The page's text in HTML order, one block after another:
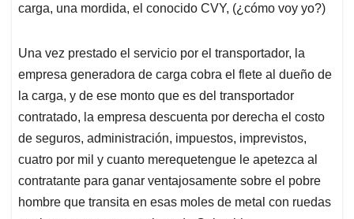
carga, una mordida, el conocido CVY, (¿cómo voy yo?)
Una vez prestado el servicio por el transportador, la
empresa generadora de carga cobra el flete al dueño de
la carga, y de ese monto que es del transportador
contratado, la empresa descuenta por derecha el costo
de seguros, administración, impuestos, imprevistos,
cuatro por mil y cuanto merequetengue le apetezca al
contratante para ganar ventajosamente sobre el pobre
hombre que transita en esas moles de metal con ruedas